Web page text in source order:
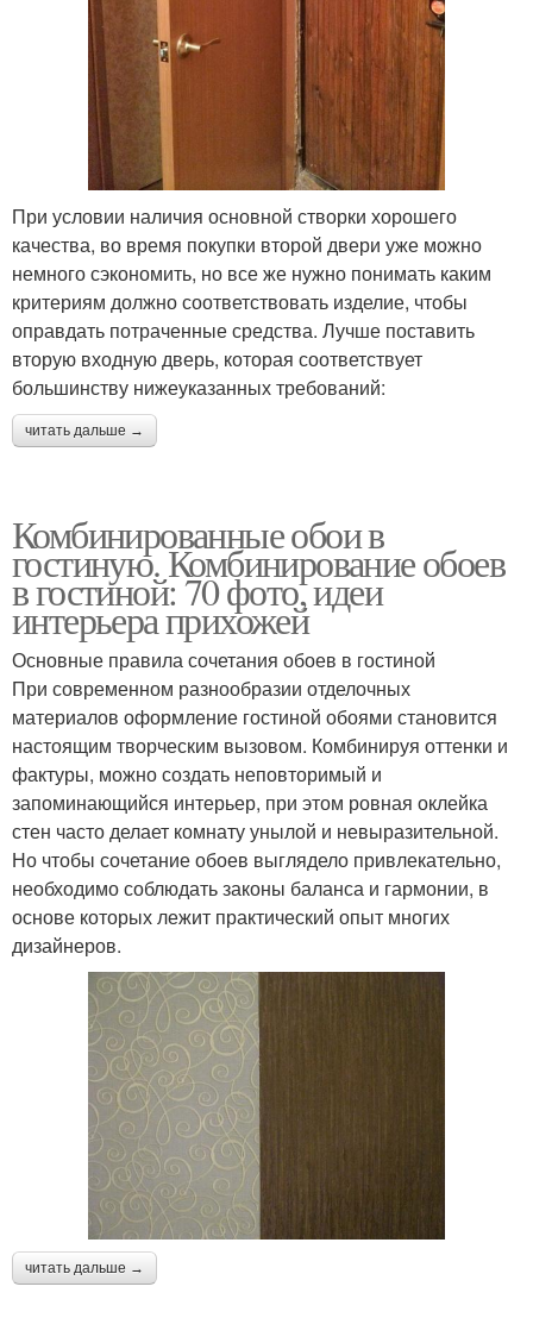
При условии наличия основной створки хорошего
качества, во время покупки второй двери уже можно
немного сэкономить, но все же нужно понимать каким
критериям должно соответствовать изделие, чтобы
оправдать потраченные средства. Лучше поставить
вторую входную дверь, которая соответствует
большинству нижеуказанных требований:
читать дальше →
Комбинированные обои в
гостиную. Комбинирование обоев
в гостиной: 70 фото, идеи
интерьера прихожей
Основные правила сочетания обоев в гостиной
При современном разнообразии отделочных
материалов оформление гостиной обоями становится
настоящим творческим вызовом. Комбинируя оттенки и
фактуры, можно создать неповторимый и
запоминающийся интерьер, при этом ровная оклейка
стен часто делает комнату унылой и невыразительной.
Но чтобы сочетание обоев выглядело привлекательно,
необходимо соблюдать законы баланса и гармонии, в
основе которых лежит практический опыт многих
дизайнеров.
читать дальше →